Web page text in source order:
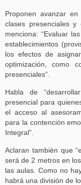
Proponen avanzar
clases presenciales
menciona: “Evaluar
establecimientos
los efectos de
optimización, como
presenciales”.
Habla de
presencial para
el acceso al
para la contención
Integral”.
Aclaran también que
será de 2 metros en
las aulas. Como no
habrá una división de